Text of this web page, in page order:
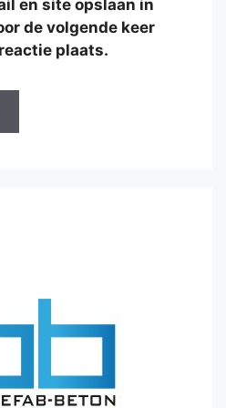
en site opslaan in
de volgende keer
plaats.